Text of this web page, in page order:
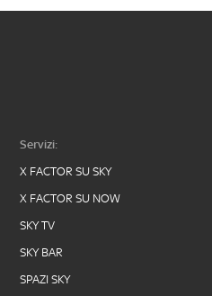
Servizi:
X FACTOR SU SKY
X FACTOR SU NOW
SKY TV
SKY BAR
SPAZI SKY